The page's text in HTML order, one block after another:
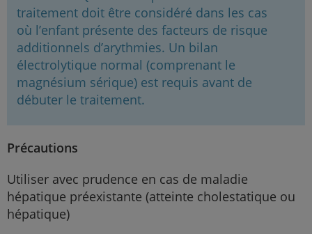
traitement doit être considéré dans les cas
où l’enfant présente des facteurs de risque
additionnels d’arythmies. Un bilan
électrolytique normal (comprenant le
magnésium sérique) est requis avant de
débuter le traitement.
Précautions
Utiliser avec prudence en cas de maladie
hépatique préexistante (atteinte cholestatique ou
hépatique)